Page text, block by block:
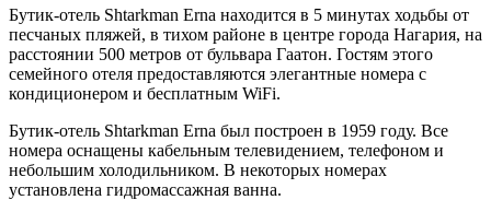
Бутик-отель Shtarkman Erna находится в 5 минутах ходьбы от
песчаных пляжей, в тихом районе в центре города Нагария, на
расстоянии 500 метров от бульвара Гаатон. Гостям этого
семейного отеля предоставляются элегантные номера с
кондиционером и бесплатным WiFi.
Бутик-отель Shtarkman Erna был построен в 1959 году. Все
номера оснащены кабельным телевидением, телефоном и
небольшим холодильником. В некоторых номерах
установлена гидромассажная ванна.